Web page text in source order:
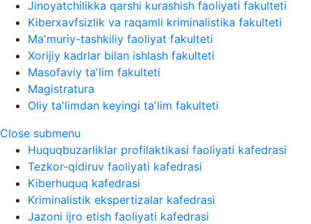
Jinoyatchilikka qarshi kurashish faoliyati fakulteti
Kiberxavfsizlik va raqamli kriminalistika fakulteti
Maʼmuriy-tashkiliy faoliyat fakulteti
Xorijiy kadrlar bilan ishlash fakulteti
Masofaviy taʼlim fakulteti
Magistratura
Oliy taʼlimdan keyingi taʼlim fakulteti
Close submenu
Huquqbuzarliklar profilaktikasi faoliyati kafedrasi
Tezkor-qidiruv faoliyati kafedrasi
Kiberhuquq kafedrasi
Kriminalistik ekspertizalar kafedrasi
Jazoni ijro etish faoliyati kafedrasi